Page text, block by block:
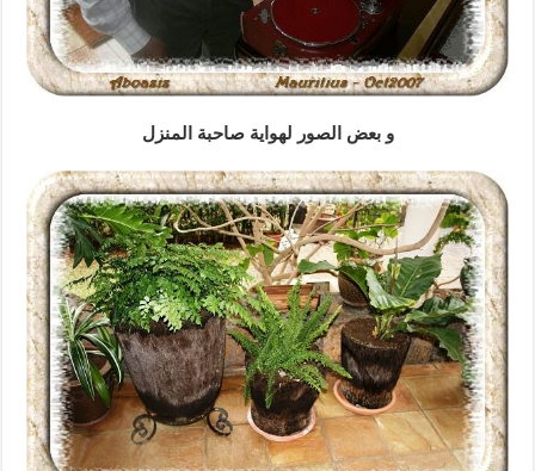
و بعض الصور لهواية صاحبة المنزل